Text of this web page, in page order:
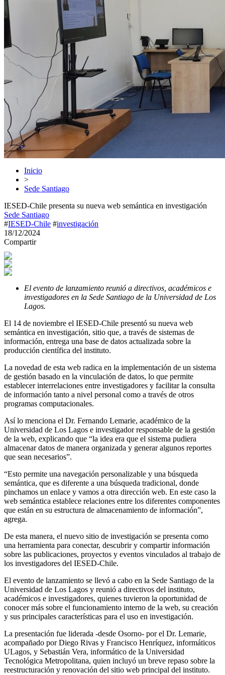
Inicio
>
Sede Santiago
IESED-Chile presenta su nueva web semántica en investigación
Sede Santiago
#IESED-Chile #investigación
18/12/2024
Compartir
El evento de lanzamiento reunió a directivos, académicos e
investigadores en la Sede Santiago de la Universidad de Los
Lagos.
El 14 de noviembre el IESED-Chile presentó su nueva web
semántica en investigación, sitio que, a través de sistemas de
información, entrega una base de datos actualizada sobre la
producción científica del instituto.
La novedad de esta web radica en la implementación de un sistema
de gestión basado en la vinculación de datos, lo que permite
establecer interrelaciones entre investigadores y facilitar la consulta
de información tanto a nivel personal como a través de otros
programas computacionales.
Así lo menciona el Dr. Fernando Lemarie, académico de la
Universidad de Los Lagos e investigador responsable de la gestión
de la web, explicando que “la idea era que el sistema pudiera
almacenar datos de manera organizada y generar algunos reportes
que sean necesarios”.
“Esto permite una navegación personalizable y una búsqueda
semántica, que es diferente a una búsqueda tradicional, donde
pinchamos un enlace y vamos a otra dirección web. En este caso la
web semántica establece relaciones entre los diferentes componentes
que están en su estructura de almacenamiento de información”,
agrega.
De esta manera, el nuevo sitio de investigación se presenta como
una herramienta para conectar, descubrir y compartir información
sobre las publicaciones, proyectos y eventos vinculados al trabajo de
los investigadores del IESED-Chile.
El evento de lanzamiento se llevó a cabo en la Sede Santiago de la
Universidad de Los Lagos y reunió a directivos del instituto,
académicos e investigadores, quienes tuvieron la oportunidad de
conocer más sobre el funcionamiento interno de la web, su creación
y sus principales características para el uso en investigación.
La presentación fue liderada -desde Osorno- por el Dr. Lemarie,
acompañado por Diego Rivas y Francisco Henríquez, informáticos
ULagos, y Sebastián Vera, informático de la Universidad
Tecnológica Metropolitana, quien incluyó un breve repaso sobre la
reestructuración y renovación del sitio web principal del instituto.